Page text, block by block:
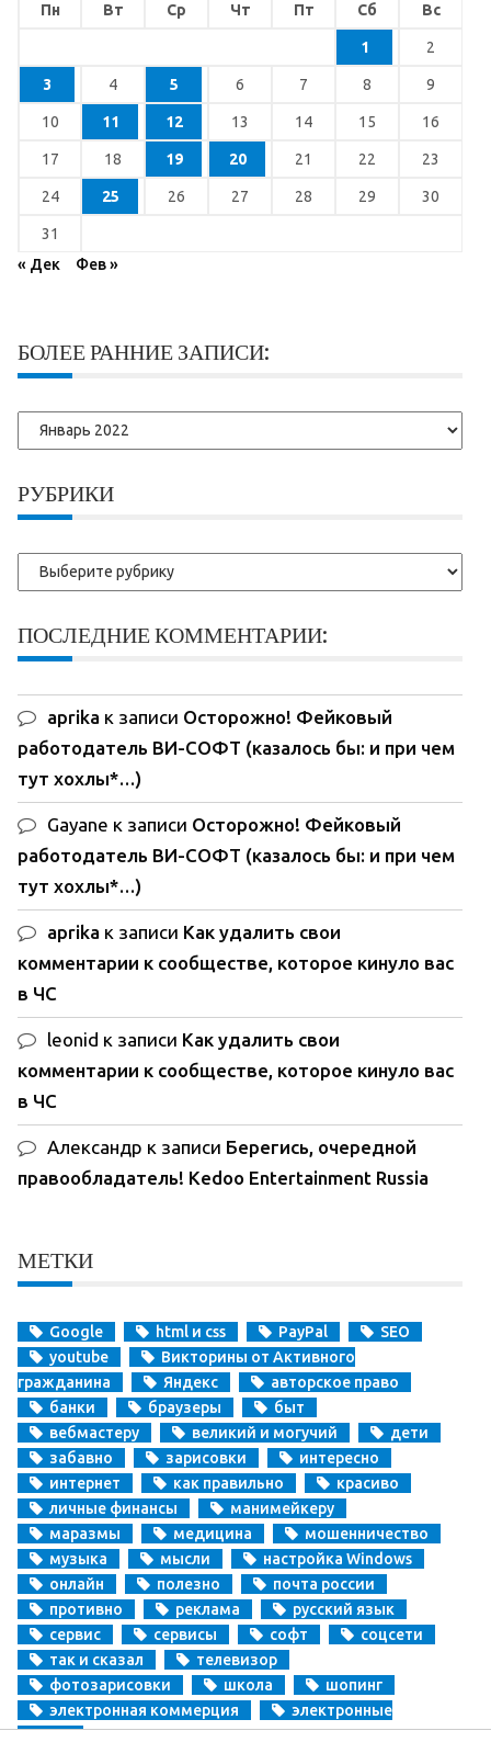
Пн Вт Ср Чт Пт Сб Вс
1 2
3 4 5 6 7 8 9
10 11 12 13 14 15 16
17 18 19 20 21 22 23
24 25 26 27 28 29 30
31
« Дек
Фев »
БОЛЕЕ РАННИЕ ЗАПИСИ:
Более
ранние
РУБРИКИ
Рубрики
ПОСЛЕДНИЕ КОММЕНТАРИИ:
aprika к записи Осторожно! Фейковый
работодатель ВИ-СОФТ (казалось бы: и при чем
тут хохлы*…)
Gayane к записи Осторожно! Фейковый
работодатель ВИ-СОФТ (казалось бы: и при чем
тут хохлы*…)
aprika к записи Как удалить свои
комментарии к сообществе, которое кинуло вас
в ЧС
leonid к записи Как удалить свои
комментарии к сообществе, которое кинуло вас
в ЧС
Александр к записи Берегись, очередной
правообладатель! Kedoo Entertainment Russia
МЕТКИ
Google html и css PayPal
SEO
youtube
Викторины от Активного
гражданина
Яндекс
авторское право
банки
браузеры
быт
вебмастеру
великий и могучий
дети
забавно
зарисовки
интересно
интернет
как правильно
красиво
личные финансы
манимейкеру
маразмы
медицина
мошенничество
музыка
мысли
настройка Windows
онлайн
полезно
почта россии
противно
реклама
русский язык
сервис
сервисы софт
соцсети
так и сказал
телевизор
фотозарисовки
школа
шопинг
электронная коммерция
электронные
деньги